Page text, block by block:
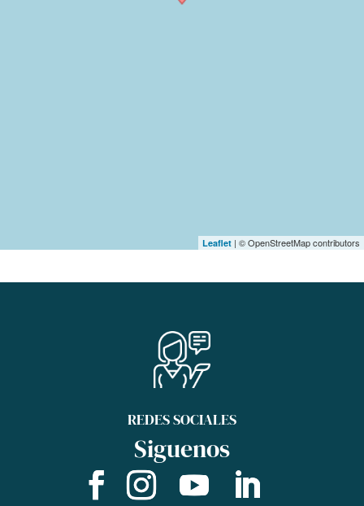
Leaflet | © OpenStreetMap contributors
REDES SOCIALES
Siguenos